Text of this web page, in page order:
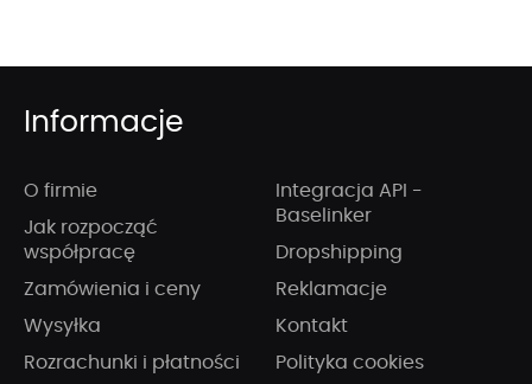
Informacje
O firmie
Jak rozpocząć
współpracę
Zamówienia i ceny
Wysyłka
Rozrachunki i płatności
Integracja API -
Baselinker
Dropshipping
Reklamacje
Kontakt
Polityka cookies